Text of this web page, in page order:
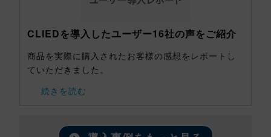
CLIEDを導入したユーザー16社の声をご紹介
商品を実際に購入されたお客様の感想をレポートし
ていただきました。
続きを読む